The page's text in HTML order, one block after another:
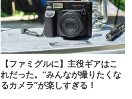
【ファミグルに】主役ギアはこ
れだった。“みんなが撮りたくな
るカメラ”が楽しすぎる！